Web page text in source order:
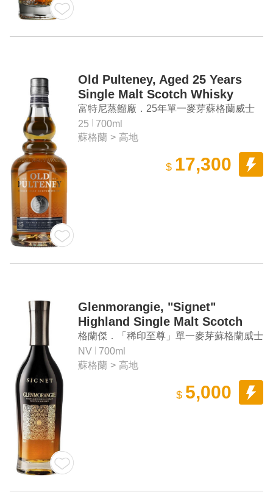
Old Pulteney, Aged 25 Years
Single Malt Scotch Whisky
富特尼蒸餾廠．25年單一麥芽蘇格蘭威士
忌
25
700ml
蘇格蘭 > 高地
$ 17,300
Glenmorangie, "Signet"
Highland Single Malt Scotch
Whisky
格蘭傑．「稀印至尊」單一麥芽蘇格蘭威士
忌
NV
700ml
蘇格蘭 > 高地
$ 5,000